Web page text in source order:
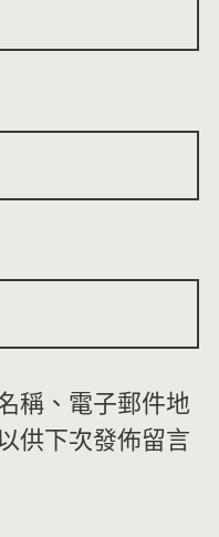
稱、電子郵件地
供下次發佈留言